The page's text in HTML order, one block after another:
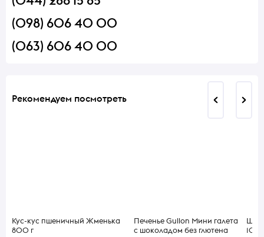
(098) 606 40 00
(063) 606 40 00
Рекомендуем посмотреть
Кус-кус пшеничный Жменька
800 г
Печенье Gullon Мини галета
с шоколадом без глютена
100г